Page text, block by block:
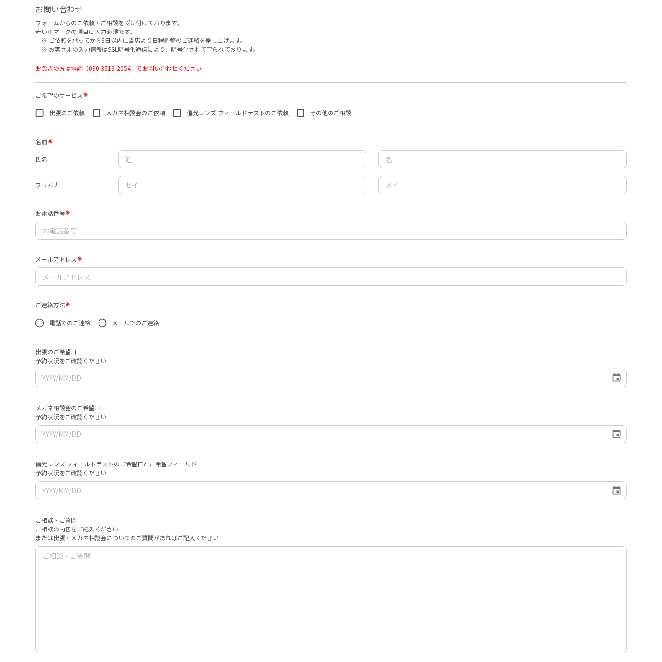
お問い合わせ
フォームからのご依頼・ご相談を受け付けております。
赤い※マークの項目は入力必須です。
※ ご依頼を承ってから3日以内に当店より日程調整のご連絡を差し上げます。
※ お客さまの入力情報はSSL暗号化通信により、暗号化されて守られております。
お急ぎの方は電話（090-3513-2054）でお問い合わせください
ご希望のサービス
出張のご依頼 メガネ相談会のご依頼 偏光レンズ フィールドテストのご依頼 その他のご相談
名前
氏名
フリガナ
お電話番号
メールアドレス
ご連絡方法
電話でのご連絡 メールでのご連絡
出張のご希望日
予約状況をご確認ください
メガネ相談会のご希望日
予約状況をご確認ください
偏光レンズ フィールドテストのご希望日とご希望フィールド
予約状況をご確認ください
ご相談・ご質問
ご相談の内容をご記入ください
または出張・メガネ相談会についてのご質問があればご記入ください